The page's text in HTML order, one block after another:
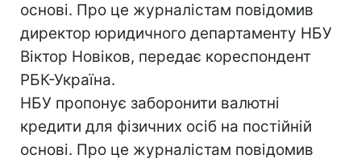
основі. Про це журналістам повідомив
директор юридичного департаменту НБУ
Віктор Новіков, передає кореспондент
РБК-Україна.
НБУ пропонує заборонити валютні
кредити для фізичних осіб на постійній
основі. Про це журналістам повідомив